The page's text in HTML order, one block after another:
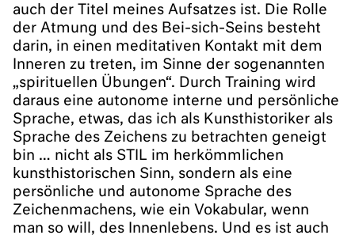
auch der Titel meines Aufsatzes ist. Die Rolle
der Atmung und des Bei-sich-Seins besteht
darin, in einen meditativen Kontakt mit dem
Inneren zu treten, im Sinne der sogenannten
„spirituellen Übungen“. Durch Training wird
daraus eine autonome interne und persönliche
Sprache, etwas, das ich als Kunsthistoriker als
Sprache des Zeichens zu betrachten geneigt
bin … nicht als STIL im herkömmlichen
kunsthistorischen Sinn, sondern als eine
persönliche und autonome Sprache des
Zeichenmachens, wie ein Vokabular, wenn
man so will, des Innenlebens. Und es ist auch